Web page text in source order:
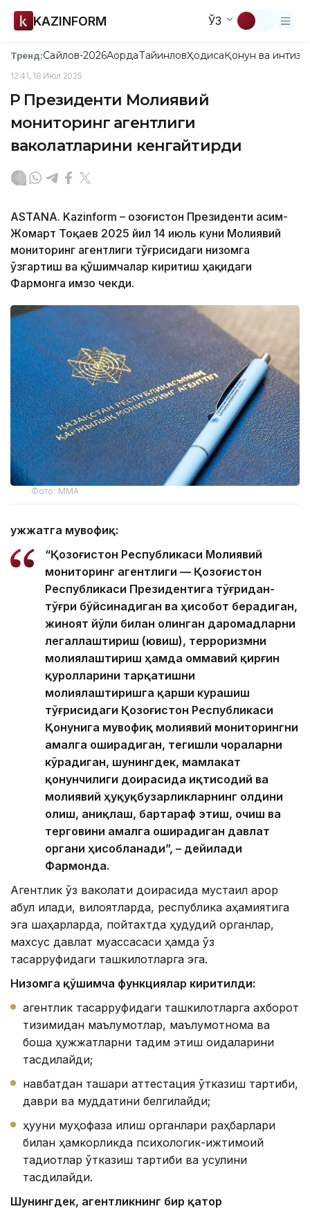
KAZINFORM ЎЗ
Тренд:Сайлов-2026АқордаТайинловҲодисаҚонун ва
12:41, 18 Июл 2025
ҚР Президенти Молиявий
мониторинг агентлиги
ваколатларини кенгайтирди
ASTANA. Kazinform – Қозоғистон Президенти Қасим-
Жомарт Тоқаев 2025 йил 14 июль куни Молиявий
мониторинг агентлиги тўғрисидаги низомга
ўзгартиш ва қўшимчалар киритиш ҳақидаги
Фармонга имзо чекди.
Фото: ММА
Ҳужжатга мувофиқ:
“Қозоғистон Республикаси Молиявий
мониторинг агентлиги — Қозоғистон
Республикаси Президентига тўғридан-
тўғри бўйсинадиган ва ҳисобот берадиган,
жиноят йўли билан олинган даромадларни
легаллаштириш (ювиш), терроризмни
молиялаштириш ҳамда оммавий қирғин
қуролларини тарқатишни
молиялаштиришга қарши курашиш
тўғрисидаги Қозоғистон Республикаси
Қонунига мувофиқ молиявий мониторингни
амалга оширадиган, тегишли чораларни
кўрадиган, шунингдек, мамлакат
қонунчилиги доирасида иқтисодий ва
молиявий ҳуқуқбузарликларнинг олдини
олиш, аниқлаш, бартараф этиш, очиш ва
терговини амалга оширадиган давлат
органи ҳисобланади”, – дейилади
Фармонда.
Агентлик ўз ваколати доирасида мустақил қарор
қабул қилади, вилоятларда, республика аҳамиятига
эга шаҳарларда, пойтахтда ҳудудий органлар,
махсус давлат муассасаси ҳамда ўз
тасарруфидаги ташкилотларга эга.
Низомга қўшимча функциялар киритилди:
агентлик тасарруфидаги ташкилотларга ахборот
тизимидан маълумотлар, маълумотнома ва
бошқа ҳужжатларни тақдим этиш қоидаларини
тасдиқлайди;
навбатдан ташқари аттестация ўтказиш тартиби,
даври ва муддатини белгилайди;
ҳуқуқни муҳофаза қилиш органлари раҳбарлари
билан ҳамкорликда психологик-ижтимоий
тадқиқотлар ўтказиш тартиби ва усулини
тасдиқлайди.
Шунингдек, агентликнинг бир қатор